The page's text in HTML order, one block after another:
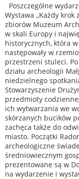
Poszczególne
Wystawa ,,Każdy
zbiorów Muzeum
w skali Europy i
historycznych, która
następowały w
przestrzeni stuleci.
działu archeologii
niedzielnego
Stowarzyszenie
przedmioty
ich wytwarzania we
skórzanych bucików
zachęca także do
miasto. Początki
archeologiczne
średniowiecznym
prezentowane są w
na wydarzenie i